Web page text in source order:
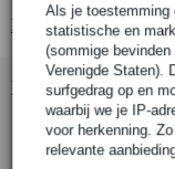
Als je toestemming
statistische en
(sommige
Verenigde Staten).
surfgedrag op en
waarbij we je IP-
voor herkenning.
relevante
Bekijk alle
Bekijk ook eens